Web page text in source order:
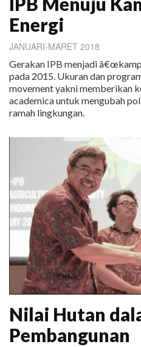
Energi
JANUARI-MARET 2018
Gerakan IPB menjadi
pada 2015. Ukuran dan
movement yakni memberikan
academica untuk mengubah
ramah lingkungan.
Nilai Hutan
Pembangunan